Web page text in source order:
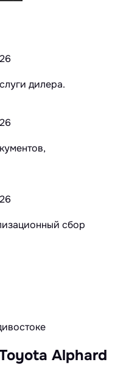
дилера.
сбор
Alphard